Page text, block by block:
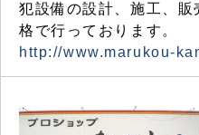
犯設備の設計、施工、販
格で行っております。
http://www.marukou-